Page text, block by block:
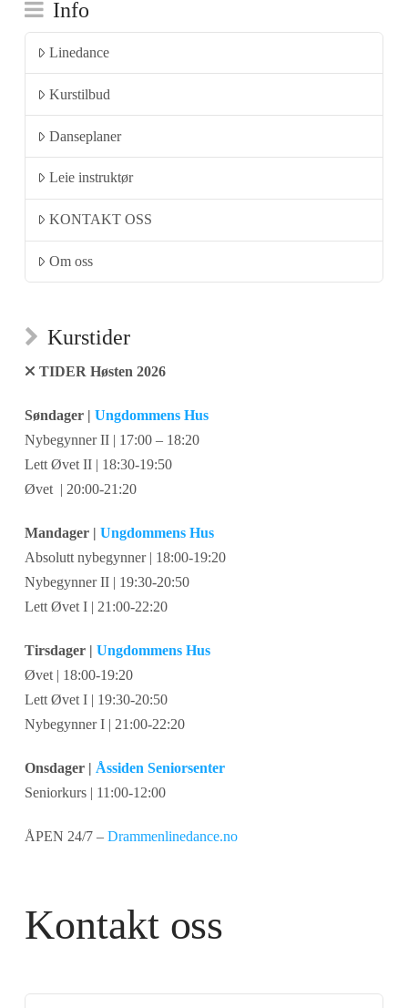
Info
Linedance
Kurstilbud
Danseplaner
Leie instruktør
KONTAKT OSS
Om oss
Kurstider
TIDER Høsten 2026
Søndager | Ungdommens Hus
Nybegynner II | 17:00 – 18:20
Lett Øvet II | 18:30-19:50
Øvet | 20:00-21:20
Mandager | Ungdommens Hus
Absolutt nybegynner | 18:00-19:20
Nybegynner II | 19:30-20:50
Lett Øvet I | 21:00-22:20
Tirsdager | Ungdommens Hus
Øvet | 18:00-19:20
Lett Øvet I | 19:30-20:50
Nybegynner I | 21:00-22:20
Onsdager | Åssiden Seniorsenter
Seniorkurs | 11:00-12:00
ÅPEN 24/7 – Drammenlinedance.no
Kontakt oss